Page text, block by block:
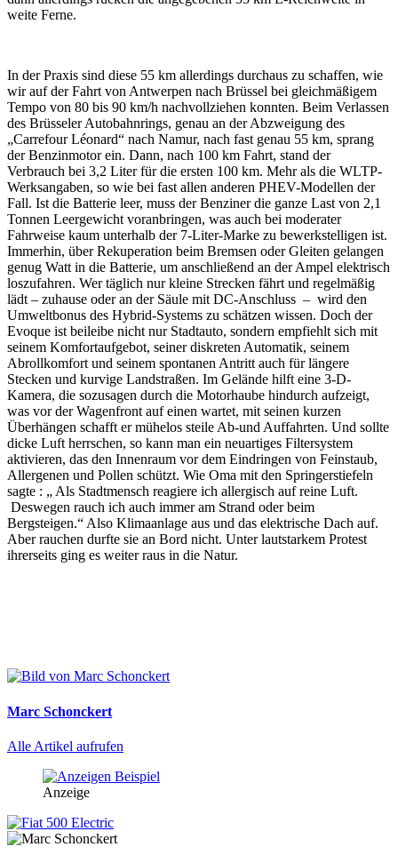
weite Ferne.
In der Praxis sind diese 55 km allerdings durchaus zu schaffen, wie
wir auf der Fahrt von Antwerpen nach Brüssel bei gleichmäßigem
Tempo von 80 bis 90 km/h nachvollziehen konnten. Beim Verlassen
des Brüsseler Autobahnrings, genau an der Abzweigung des
„Carrefour Léonard“ nach Namur, nach fast genau 55 km, sprang
der Benzinmotor ein. Dann, nach 100 km Fahrt, stand der
Verbrauch bei 3,2 Liter für die ersten 100 km. Mehr als die WLTP-
Werksangaben, so wie bei fast allen anderen PHEV-Modellen der
Fall. Ist die Batterie leer, muss der Benziner die ganze Last von 2,1
Tonnen Leergewicht voranbringen, was auch bei moderater
Fahrweise kaum unterhalb der 7-Liter-Marke zu bewerkstelligen ist.
Immerhin, über Rekuperation beim Bremsen oder Gleiten gelangen
genug Watt in die Batterie, um anschließend an der Ampel elektrisch
loszufahren. Wer täglich nur kleine Strecken fährt und regelmäßig
lädt – zuhause oder an der Säule mit DC-Anschluss – wird den
Umweltbonus des Hybrid-Systems zu schätzen wissen. Doch der
Evoque ist beileibe nicht nur Stadtauto, sondern empfiehlt sich mit
seinem Komfortaufgebot, seiner diskreten Automatik, seinem
Abrollkomfort und seinem spontanen Antritt auch für längere
Stecken und kurvige Landstraßen. Im Gelände hilft eine 3-D-
Kamera, die sozusagen durch die Motorhaube hindurch aufzeigt,
was vor der Wagenfront auf einen wartet, mit seinen kurzen
Überhängen schafft er mühelos steile Ab-und Auffahrten. Und sollte
dicke Luft herrschen, so kann man ein neuartiges Filtersystem
aktivieren, das den Innenraum vor dem Eindringen von Feinstaub,
Allergenen und Pollen schützt. Wie Oma mit den Springerstiefeln
sagte : „ Als Stadtmensch reagiere ich allergisch auf reine Luft.
Deswegen rauch ich auch immer am Strand oder beim
Bergsteigen.“ Also Klimaanlage aus und das elektrische Dach auf.
Aber rauchen durfte sie an Bord nicht. Unter lautstarkem Protest
ihrerseits ging es weiter raus in die Natur.
Marc Schonckert
Alle Artikel aufrufen
Anzeige